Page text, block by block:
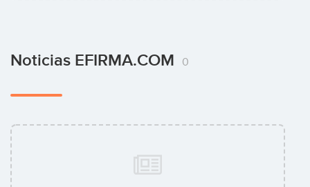
Noticias EFIRMA.COM 0